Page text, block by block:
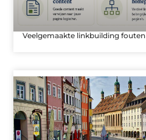
Veelgemaakte linkbuilding fouten